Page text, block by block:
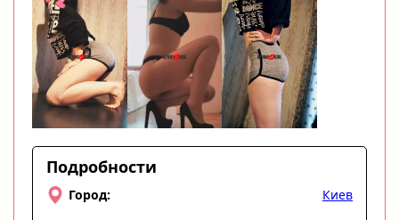
Подробности
Город: Киев